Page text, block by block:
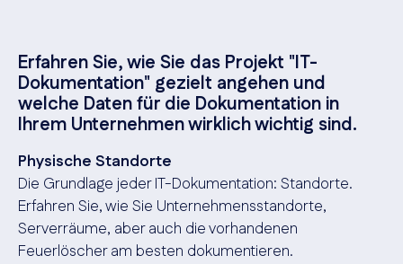
Erfahren Sie, wie Sie das Projekt "IT-
Dokumentation" gezielt angehen und
welche Daten für die Dokumentation in
Ihrem Unternehmen wirklich wichtig sind.
Physische Standorte
Die Grundlage jeder IT-Dokumentation: Standorte.
Erfahren Sie, wie Sie Unternehmensstandorte,
Serverräume, aber auch die vorhandenen
Feuerlöscher am besten dokumentieren.